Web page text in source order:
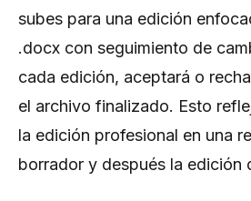
subes para una edición
.docx con seguimiento de
cada edición, aceptará o
el archivo finalizado. Esto
la edición profesional en una
borrador y después la edición